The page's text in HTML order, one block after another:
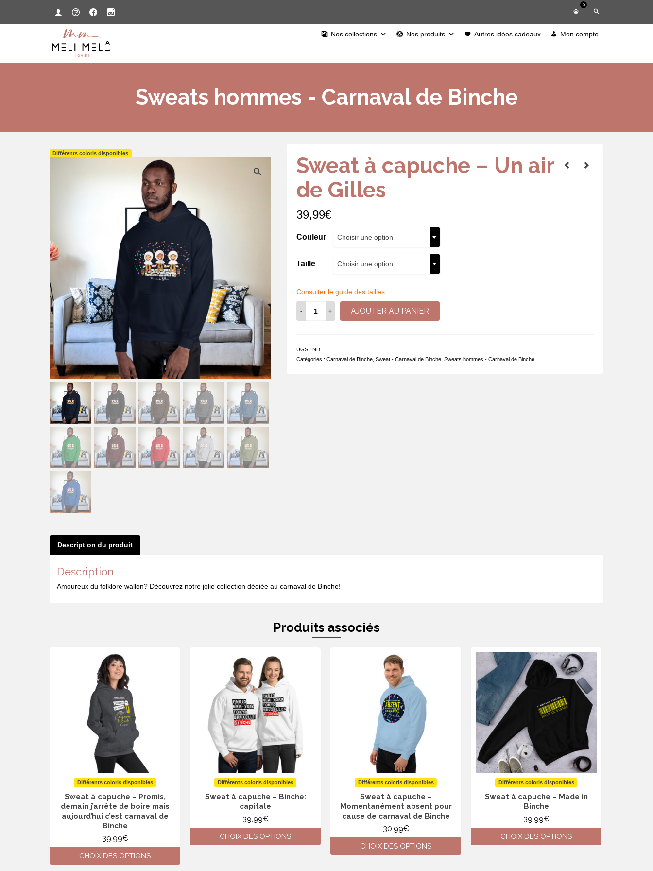
0
Nos collections Nos produits Autres idées cadeaux Mon compte
Sweats hommes - Carnaval de Binche
Différents coloris disponibles
Sweat à capuche – Un air
de Gilles
39,99€
Couleur Choisir une option
Taille Choisir une option
Consulter le guide des tailles
Un
AJOUTER AU PANIER
UGS : ND
Catégories : Carnaval de Binche, Sweat - Carnaval de Binche, Sweats hommes - Carnaval de Binche
Description du produit
Description
Amoureux du folklore wallon? Découvrez notre jolie collection dédiée au carnaval de Binche!
Produits associés
Différents coloris disponibles
Sweat à capuche – Promis,
demain j’arrête de boire mais
aujourd’hui c’est carnaval de
Binche
39,99€
CHOIX DES OPTIONS
Différents coloris disponibles
Sweat à capuche – Binche:
capitale
39,99€
CHOIX DES OPTIONS
Différents coloris disponibles
Sweat à capuche –
Momentanément absent pour
cause de carnaval de Binche
30,99€
CHOIX DES OPTIONS
Différents coloris disponibles
Sweat à capuche – Made in
Binche
39,99€
CHOIX DES OPTIONS